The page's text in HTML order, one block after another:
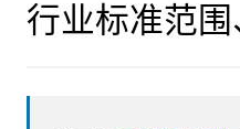
行业标准范